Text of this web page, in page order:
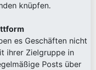
knüpfen.
es Geschäften nicht
ihrer Zielgruppe in
Posts über